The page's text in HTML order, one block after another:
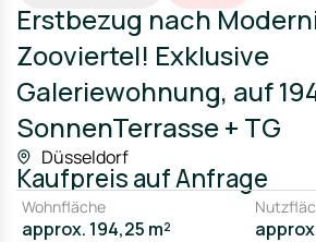
Erstbezug nach
Zooviertel! Exklusive
Galeriewohnung, auf
SonnenTerrasse + TG
Düsseldorf
Kaufpreisauf Anfrage
Wohnfläche
approx. 194,25 m²